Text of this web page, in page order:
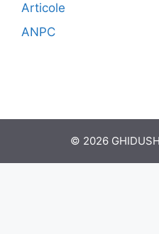
Articole
ANPC
© 2026